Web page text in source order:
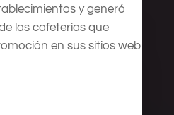
y generó
las cafeterías que
en sus sitios web